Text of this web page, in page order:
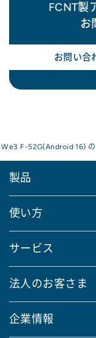
FCNT製
お
お問い合
F-52G(Android 16)
製品
使い方
サービス
法人のお客さま
企業情報